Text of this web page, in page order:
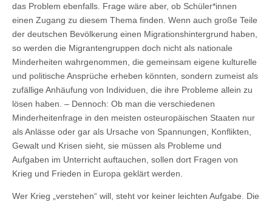
das Problem ebenfalls. Frage wäre aber, ob Schüler*innen
einen Zugang zu diesem Thema finden. Wenn auch große Teile
der deutschen Bevölkerung einen Migrationshintergrund haben,
so werden die Migrantengruppen doch nicht als nationale
Minderheiten wahrgenommen, die gemeinsam eigene kulturelle
und politische Ansprüche erheben könnten, sondern zumeist als
zufällige Anhäufung von Individuen, die ihre Probleme allein zu
lösen haben. – Dennoch: Ob man die verschiedenen
Minderheitenfrage in den meisten osteuropäischen Staaten nur
als Anlässe oder gar als Ursache von Spannungen, Konflikten,
Gewalt und Krisen sieht, sie müssen als Probleme und
Aufgaben im Unterricht auftauchen, sollen dort Fragen von
Krieg und Frieden in Europa geklärt werden.
Wer Krieg „verstehen“ will, steht vor keiner leichten Aufgabe. Die